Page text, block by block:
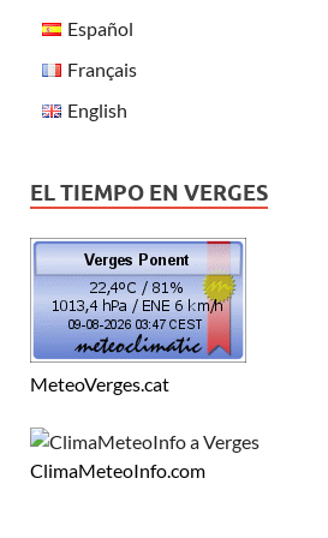
Español
Français
English
EL TIEMPO EN VERGES
MeteoVerges.cat
ClimaMeteoInfo.com